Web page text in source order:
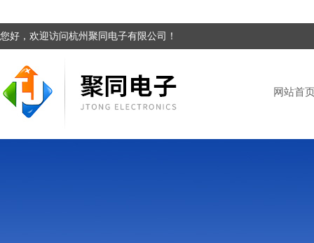
您好，欢迎访问杭州聚同电子有限公司！
网站首